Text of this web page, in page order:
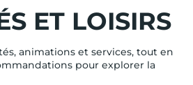
ET LOISIRS
animations et services, tout en
pour explorer la